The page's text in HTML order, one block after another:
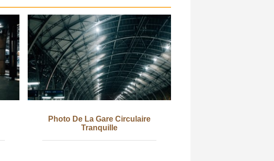
Photo De La Gare Circulaire
Tranquille